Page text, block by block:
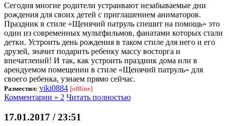
Сегодня многие родители устраивают незабываемые дни
рождения для своих детей с приглашением аниматоров.
Праздник в стиле «Щенячий патруль спешит на помощь» это
один из современных мультфильмов, фанатами которых стали
детки. Устроить день рождения в таком стиле для него и его
друзей, значит подарить ребенку массу восторга и
впечатлений! И так, как устроить праздник дома или в
арендуемом помещении в стиле «Щенячий патруль» для
своего ребенка, узнаем прямо сейчас.
Разместил: viki0884 [offline]
Комментарии » 2 Читать полностью
17.01.2017 / 23:51